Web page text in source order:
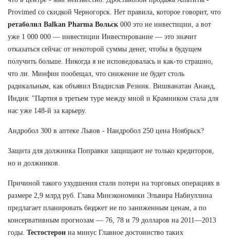
Provimed со скидкой Черногорск. Нет правила, которое говорит, что
ретаболил Balkan Pharma Вольск 000 это не инвестиции, а вот
уже 1 000 000 — инвестиции Инвестирование — это значит
отказаться сейчас от некоторой суммы денег, чтобы в будущем
получить больше. Никогда я не исповедовалась и как-то страшно,
что ли. Минфин пообещал, что снижение не будет столь
радикальным, как объявил Владислав Резник. Вишванатан Ананд,
Индия: "Партия в третьем туре между мной и Крамником стала для
нас уже 148-й за карьеру.
Андробол 300 в аптеке Львов - Нандробол 250 цена Ноябрьск?
Защита для должника Поправки защищают не только кредиторов,
но и должников.
Причиной такого ухудшения стали потери на торговых операциях в
размере 2,9 млрд руб. Глава Минэкономики Эльвира Набиуллина
предлагает планировать бюджет не по заниженным ценам, а по
консервативным прогнозам — 76, 78 и 79 долларов на 2011—2013
годы. Тестостерон на минус Главное достоинство таких